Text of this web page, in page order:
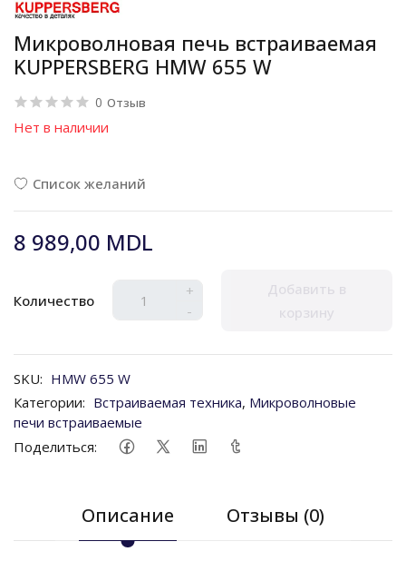
Микроволновая печь встраиваемая
KUPPERSBERG HMW 655 W
0 Отзыв
Нет в наличии
Список желаний
8 989,00 MDL
Количество
+
-
Добавить в
корзину
SKU: HMW 655 W
Категории: Встраиваемая техника, Микроволновые
печи встраиваемые
Поделиться:
Описание Отзывы (0)